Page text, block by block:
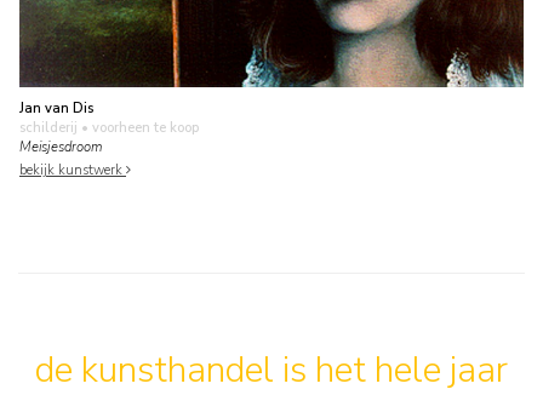
Jan van Dis
schilderij • voorheen te koop
Meisjesdroom
bekijk kunstwerk
de kunsthandel is het hele jaar